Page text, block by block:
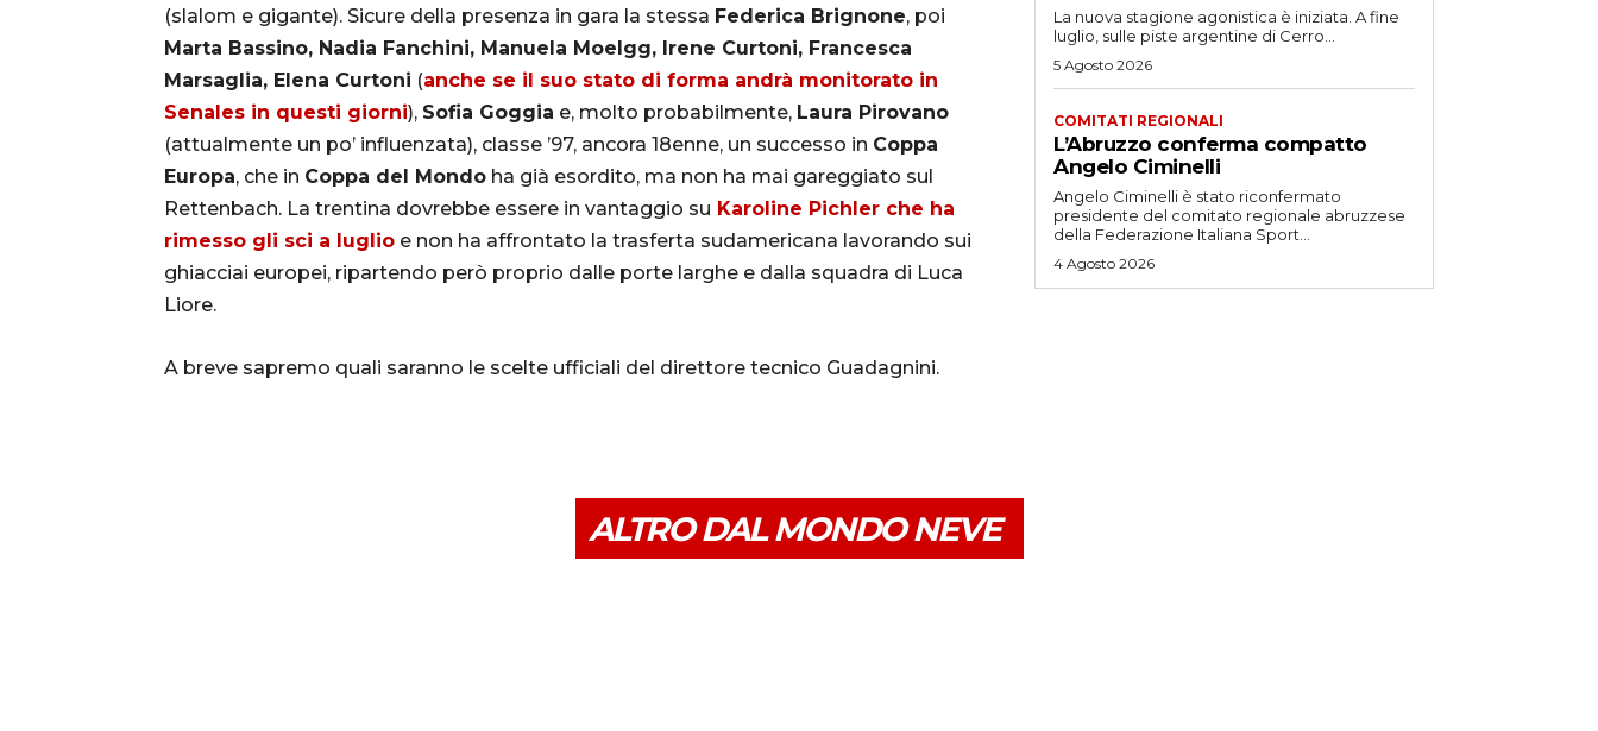
(slalom e gigante). Sicure della presenza in gara la stessa Federica Brignone, poi
Marta Bassino, Nadia Fanchini, Manuela Moelgg, Irene Curtoni, Francesca
Marsaglia, Elena Curtoni (anche se il suo stato di forma andrà monitorato in
Senales in questi giorni), Sofia Goggia e, molto probabilmente, Laura Pirovano
(attualmente un po’ influenzata), classe ’97, ancora 18enne, un successo in Coppa
Europa, che in Coppa del Mondo ha già esordito, ma non ha mai gareggiato sul
Rettenbach. La trentina dovrebbe essere in vantaggio su Karoline Pichler che ha
rimesso gli sci a luglio e non ha affrontato la trasferta sudamericana lavorando sui
ghiacciai europei, ripartendo però proprio dalle porte larghe e dalla squadra di Luca
Liore.
A breve sapremo quali saranno le scelte ufficiali del direttore tecnico Guadagnini.
La nuova stagione agonistica è iniziata. A fine
luglio, sulle piste argentine di Cerro...
5 Agosto 2026
COMITATI REGIONALI
L’Abruzzo conferma compatto
Angelo Ciminelli
Angelo Ciminelli è stato riconfermato
presidente del comitato regionale abruzzese
della Federazione Italiana Sport...
4 Agosto 2026
ALTRO DAL MONDO NEVE